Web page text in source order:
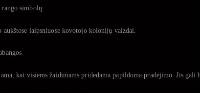
simbolų
aukštose laipsniuose kovotojo kolonijų vaizdai.
kai visiems žaidimams pridedama papildoma pradėjimo. Jis gali